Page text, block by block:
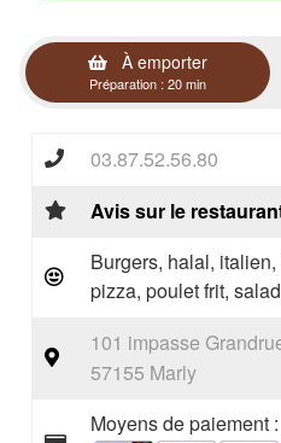
À emporter
Préparation : 20 min
03.87.52.56.80
Avis sur le
Burgers, halal,
pizza, poulet frit,
101 impasse
57155 Marly
Moyens de paiement :